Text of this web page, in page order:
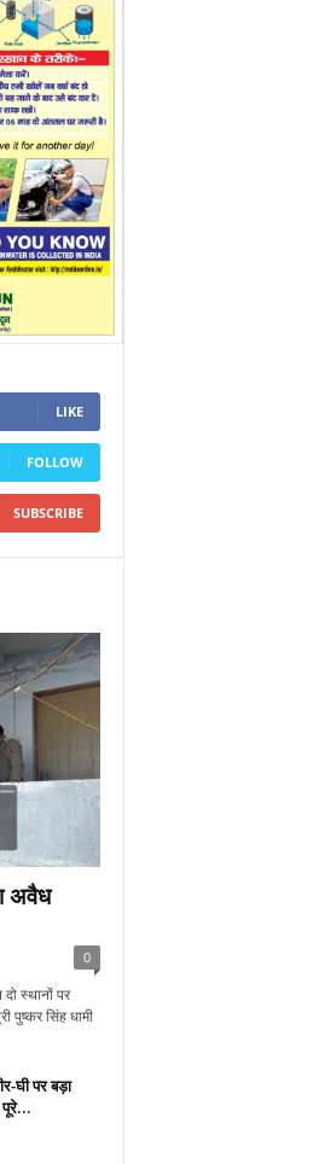
LIKE
FOLLOW
SUBSCRIBE
अवैध
0
स्थानों पर
पुष्कर सिंह धामी
घी पर बड़ा